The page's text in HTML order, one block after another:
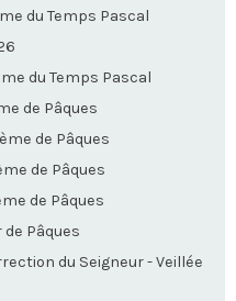
du Temps Pascal
du Temps Pascal
de Pâques
de Pâques
de Pâques
de Pâques
de Pâques
du Seigneur - Veillée